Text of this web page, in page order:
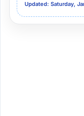
Updated: Saturday,